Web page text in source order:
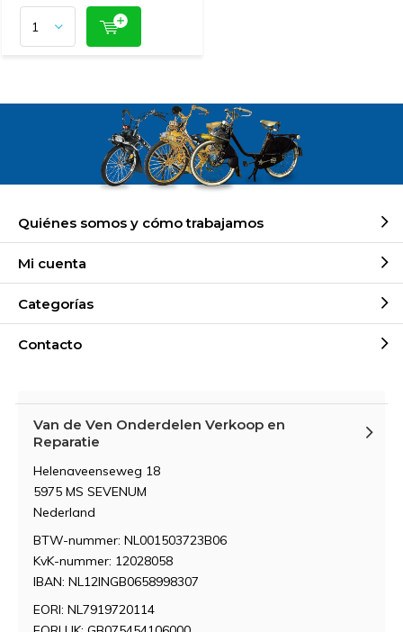
Quiénes somos y cómo trabajamos
Mi cuenta
Categorías
Contacto
Van de Ven Onderdelen Verkoop en
Reparatie
Helenaveenseweg 18
5975 MS SEVENUM
Nederland
BTW-nummer: NL001503723B06
KvK-nummer: 12028058
IBAN: NL12INGB0658998307
EORI: NL7919720114